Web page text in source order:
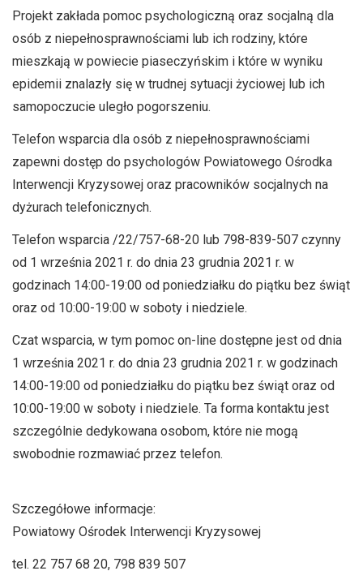
Projekt zakłada pomoc psychologiczną oraz socjalną dla
osób z niepełnosprawnościami lub ich rodziny, które
mieszkają w powiecie piaseczyńskim i które w wyniku
epidemii znalazły się w trudnej sytuacji życiowej lub ich
samopoczucie uległo pogorszeniu.
Telefon wsparcia dla osób z niepełnosprawnościami
zapewni dostęp do psychologów Powiatowego Ośrodka
Interwencji Kryzysowej oraz pracowników socjalnych na
dyżurach telefonicznych.
Telefon wsparcia /22/757-68-20 lub 798-839-507 czynny
od 1 września 2021 r. do dnia 23 grudnia 2021 r. w
godzinach 14:00-19:00 od poniedziałku do piątku bez świąt
oraz od 10:00-19:00 w soboty i niedziele.
Czat wsparcia, w tym pomoc on-line dostępne jest od dnia
1 września 2021 r. do dnia 23 grudnia 2021 r. w godzinach
14:00-19:00 od poniedziałku do piątku bez świąt oraz od
10:00-19:00 w soboty i niedziele. Ta forma kontaktu jest
szczególnie dedykowana osobom, które nie mogą
swobodnie rozmawiać przez telefon.
Szczegółowe informacje:
Powiatowy Ośrodek Interwencji Kryzysowej
tel. 22 757 68 20, 798 839 507